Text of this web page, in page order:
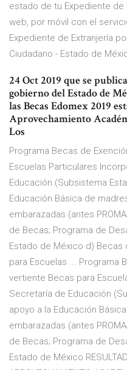
estado de tu Expediente de
web, por móvil con el
Expediente de Extranjería
Ciudadano - Estado de
24 Oct 2019 que se
gobierno del Estado de
las Becas Edomex 2019
Aprovechamiento
Los
Programa Becas de
Escuelas Particulares
Educación (Subsistema
Educación Básica de
embarazadas (antes
de Becas; Programa de
Estado de México d)
para Escuelas ... Programa
vertiente Becas para
Secretaría de Educación
apoyo a la Educación
embarazadas (antes
de Becas; Programa de
Estado de México